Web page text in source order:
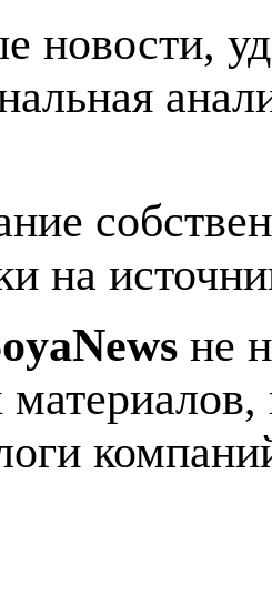
новости,
на
не